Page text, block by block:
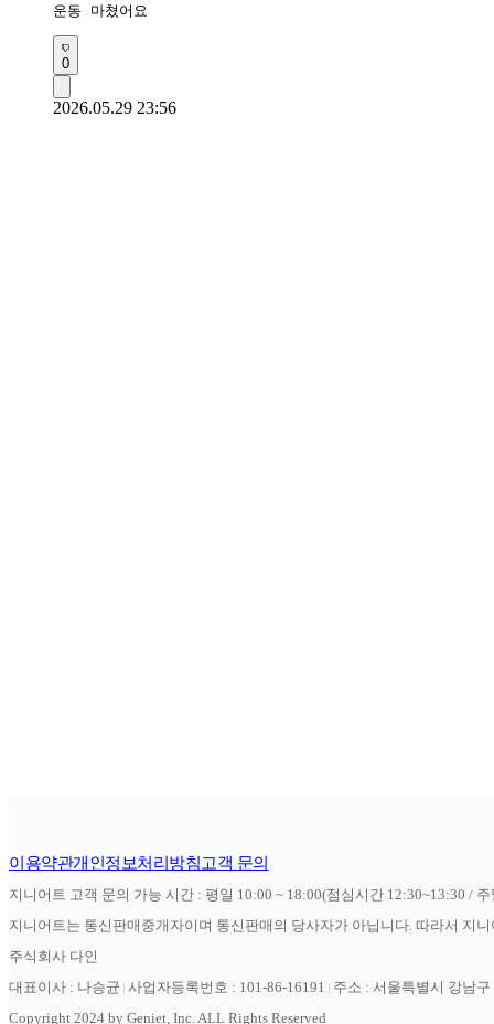
운동 마쳤어요
0
2026.05.29 23:56
이용약관개인정보처리방침고객 문의
지니어트 고객 문의 가능 시간 : 평일 10:00 ~ 18:00(점심시간 12:30~13:30 /
지니어트는 통신판매중개자이며 통신판매의 당사자가 아닙니다. 따라서 지
주식회사 다인
대표이사 : 나승균 사업자등록번호 : 101-86-16191
주소 : 서울특별시 강남
Copyright 2024 by Geniet, Inc. ALL Rights Reserved